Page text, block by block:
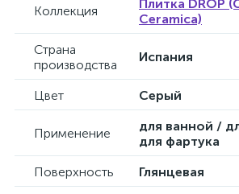
Коллекция
Плитка DROP
Ceramica)
Страна
производства
Испания
Цвет Серый
Применение
для ванной /
для фартука
Поверхность
Глянцевая